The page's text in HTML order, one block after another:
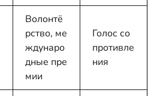
Волонтё
рство, ме
ждунаро
дные пре
мии
Голос со
противле
ния